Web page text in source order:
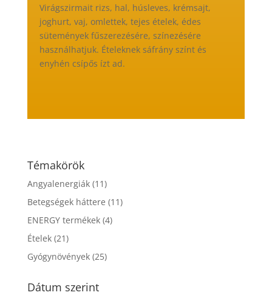
Virágszirmait rizs, hal, húsleves, krémsajt,
joghurt, vaj, omlettek, tejes ételek, édes
sütemények fűszerezésére, színezésére
használhatjuk. Ételeknek sáfrány színt és
enyhén csípős ízt ad.
Témakörök
Angyalenergiák(11)
Betegségek háttere (11)
ENERGY termékek(4)
Ételek(21)
Gyógynövények(25)
Dátum szerint